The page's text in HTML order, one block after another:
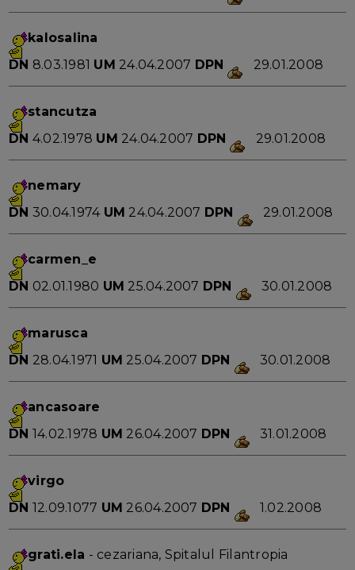
kalosalina
DN 8.03.1981 UM 24.04.2007 DPN 29.01.2008
stancutza
DN 4.02.1978 UM 24.04.2007 DPN 29.01.2008
nemary
DN 30.04.1974 UM 24.04.2007 DPN 29.01.2008
carmen_e
DN 02.01.1980 UM 25.04.2007 DPN 30.01.2008
marusca
DN 28.04.1971 UM 25.04.2007 DPN 30.01.2008
ancasoare
DN 14.02.1978 UM 26.04.2007 DPN 31.01.2008
virgo
DN 12.09.1077 UM 26.04.2007 DPN 1.02.2008
grati.ela - cezariana, Spitalul Filantropia